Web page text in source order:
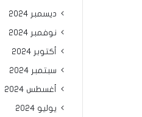
ديسمبر 2024
نوفمبر 2024
أكتوبر 2024
سبتمبر 2024
أغسطس 2024
يوليو 2024